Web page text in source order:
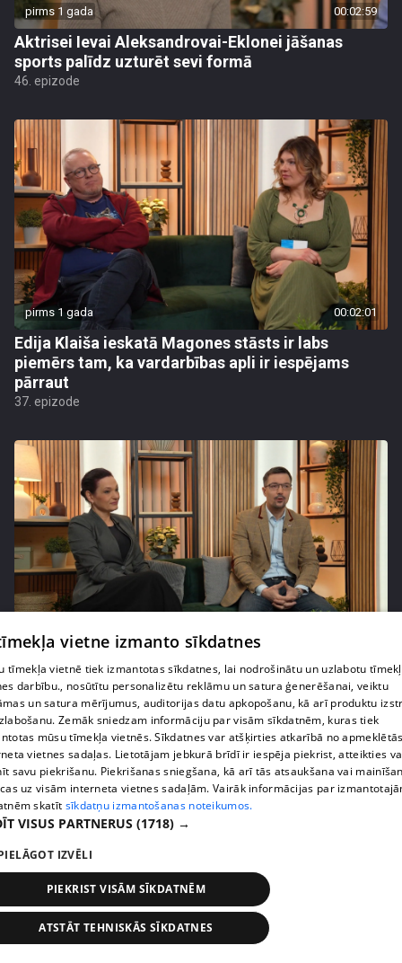
pirms 1 gada 00:02:59
Aktrisei Ievai Aleksandrovai-Eklonei jāšanas
sports palīdz uzturēt sevi formā
46. epizode
pirms 1 gada 00:02:01
Edija Klaiša ieskatā Magones stāsts ir labs
piemērs tam, ka vardarbības apli ir iespējams
pārraut
37. epizode
pirms 1 gada
Skola kā sabiedrības spogulis – Kalvāns aicina
vecākus uzticēties
26. epizode
pirms 1 gada
vietne izmanto sīkdatnes
tīmekļa vietnē tiek izmantotas sīkdatnes, lai nodrošinātu un uzlabotu
darbību., nosūtītu personalizētu reklāmu un satura ģenerēšanai, veiktu
un satura mērījumus, auditorijas datu apkopošanu, kā arī produktu
Zemāk sniedzam informāciju par visām sīkdatnēm, kuras tiek
mūsu tīmekļa vietnēs. Sīkdatnes var atšķirties atkarībā no
vietnes sadaļas. Lietotājam jebkurā brīdī ir iespēja piekrist, atteikties
savu piekrišanu. Piekrišanas sniegšana, kā arī tās atsaukšana vai
uz visām interneta vietnes sadaļām. Vairāk informācijas par
skatīt sīkdatņu izmantošanas noteikumos.
VISUS PARTNERUS (1718) →
IZVĒLI
PIEKRIST VISĀM SĪKDATNĒM
ATSTĀT TEHNISKĀS SĪKDATNES